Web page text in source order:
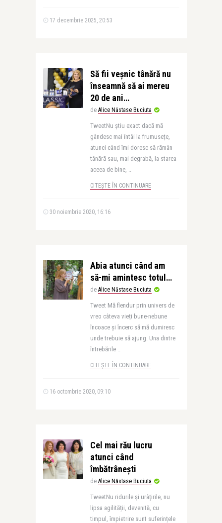
17 decembrie 2025, 20:53
Să fii veșnic tânără nu
înseamnă să ai mereu
20 de ani…
de Alice Năstase Buciuta
TweetNu știu exact dacă mă
gândesc mai întâi la frumusețe,
atunci când îmi doresc să rămân
tânără sau, mai degrabă, la starea
aceea de bine, ..
CITEȘTE ÎN CONTINUARE
30 noiembrie 2020, 16:16
Abia atunci când am
să-mi amintesc totul…
de Alice Năstase Buciuta
Tweet Mă flendur prin univers de
vreo câteva vieți bune-nebune
încoace și încerc să mă dumiresc
unde trebuie să ajung. Una dintre
întrebările ..
CITEȘTE ÎN CONTINUARE
16 octombrie 2020, 09:10
Cel mai rău lucru
atunci când
îmbătrânești
de Alice Năstase Buciuta
TweetNu ridurile și urâțirile, nu
lipsa agilității, devenită, cu
timpul, împietrire sunt suferințele